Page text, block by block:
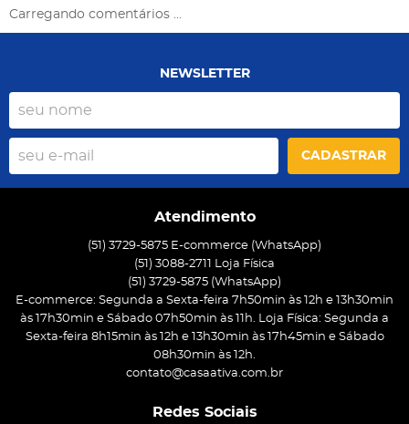
Carregando comentários ...
NEWSLETTER
CADASTRAR
Atendimento
(51) 3729-5875 E-commerce (WhatsApp)
(51) 3088-2711 Loja Física
(51) 3729-5875 (WhatsApp)
E-commerce: Segunda a Sexta-feira 7h50min às 12h e 13h30min
às 17h30min e Sábado 07h50min às 11h. Loja Física: Segunda a
Sexta-feira 8h15min às 12h e 13h30min às 17h45min e Sábado
08h30min às 12h.
contato@casaativa.com.br
Redes Sociais